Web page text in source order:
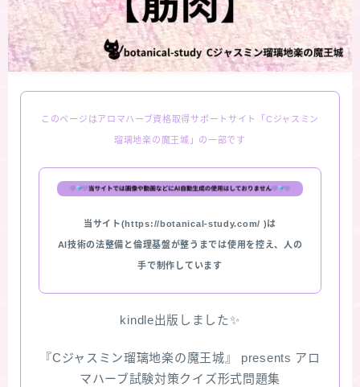
このページはアロマハーブ資格取得サポートサイト「Cジャスミン
瑠璃地楽の魔王城」の一部です
当サイト(https://botanical-study.com/ )は
AI技術の法整備と倫理基盤が整うまでは使用を控え、人の
手で制作しています
kindle出版しました✨
『Cジャスミン瑠璃地楽の魔王城』 presents アロ
マハーブ試験対策クイズ形式問題集